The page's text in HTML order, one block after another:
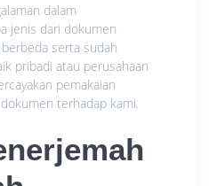
dalam
jenis dari dokumen
serta sudah
pribadi atau perusahaan
pemakaian
terhadap kami.